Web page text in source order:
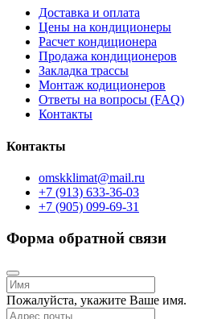
Доставка и оплата
Цены на кондиционеры
Расчет кондиционера
Продажа кондиционеров
Закладка трассы
Монтаж кодиционеров
Ответы на вопросы (FAQ)
Контакты
Контакты
omskklimat@mail.ru
+7 (913) 633-36-03
+7 (905) 099-69-31
Форма обратной связи
Пожалуйста, укажите Ваше имя.